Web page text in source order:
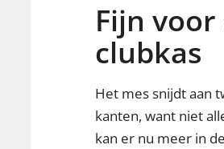
Fijn voor
clubkas
Het mes snijdt aan
kanten, want niet
kan er nu meer in de